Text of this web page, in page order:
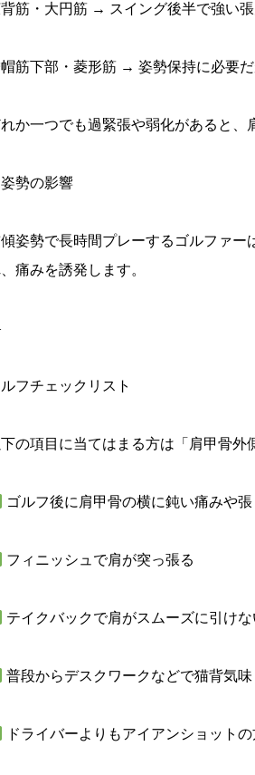
筋・大円筋 → スイング後半で強い
筋下部・菱形筋 → 姿勢保持に必要
か一つでも過緊張や弱化があると、
勢の影響
姿勢で長時間プレーするゴルファー
痛みを誘発します。
フチェックリスト
の項目に当てはまる方は「肩甲骨外
ゴルフ後に肩甲骨の横に鈍い痛みや
フィニッシュで肩が突っ張る
テイクバックで肩がスムーズに引けな
普段からデスクワークなどで猫背気味
ドライバーよりもアイアンショットの